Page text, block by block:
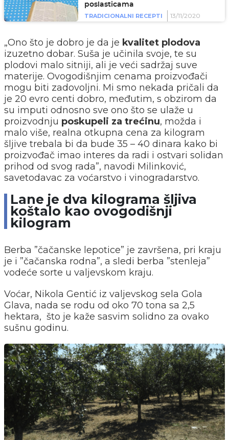
poslasticama
TRADICIONALNI RECEPTI
13/11/2020
„Ono što je dobro je da je kvalitet plodova
izuzetno dobar. Suša je učinila svoje, te su
plodovi malo sitniji, ali je veći sadržaj suve
materije. Ovogodišnjim cenama proizvođači
mogu biti zadovoljni. Mi smo nekada pričali da
je 20 evro centi dobro, međutim, s obzirom da
su imputi odnosno sve ono što se ulaže u
proizvodnju poskupeli za trećinu, možda i
malo više, realna otkupna cena za kilogram
šljive trebala bi da bude 35 – 40 dinara kako bi
proizvođač imao interes da radi i ostvari solidan
prihod od svog rada”, navodi Milinković,
savetodavac za voćarstvo i vinogradarstvo.
Lane je dva kilograma šljiva
koštalo kao ovogodišnji
kilogram
Berba ”čačanske lepotice” je završena, pri kraju
je i ”čačanska rodna”, a sledi berba ”stenleja”
vodeće sorte u valjevskom kraju.
Voćar, Nikola Gentić iz valjevskog sela Gola
Glava, nada se rodu od oko 70 tona sa 2,5
hektara, što je kaže sasvim solidno za ovako
sušnu godinu.